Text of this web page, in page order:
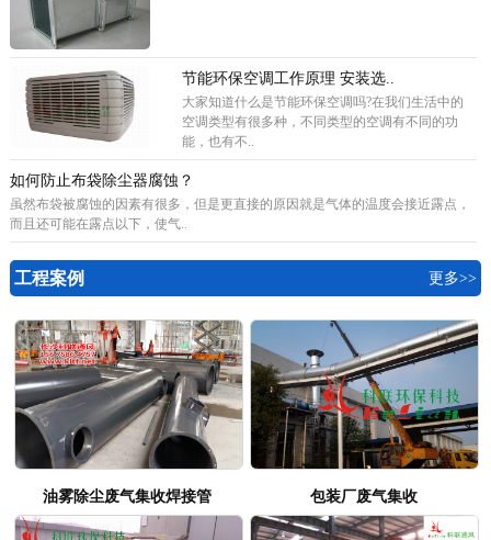
节能环保空调工作原理 安装选..
大家知道什么是节能环保空调吗?在我们生活中的
空调类型有很多种，不同类型的空调有不同的功
能，也有不..
如何防止布袋除尘器腐蚀？
虽然布袋被腐蚀的因素有很多，但是更直接的原因就是气体的温度会接近露点，
而且还可能在露点以下，使气..
工程案例 更多>>
油雾除尘废气集收焊接管 包装厂废气集收